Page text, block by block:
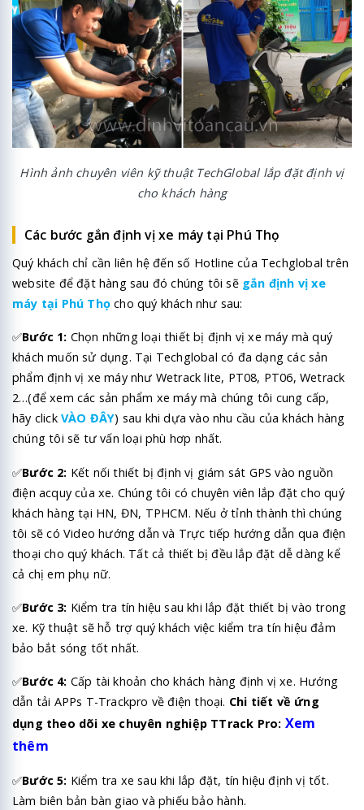
Hình ảnh chuyên viên kỹ thuật TechGlobal lắp đặt định vị
cho khách hàng
Các bước gắn định vị xe máy tại Phú Thọ
Quý khách chỉ cần liên hệ đến số Hotline của Techglobal trên
website để đặt hàng sau đó chúng tôi sẽ gắn định vị xe
máy tại Phú Thọ cho quý khách như sau:
✅Bước 1: Chọn những loại thiết bị định vị xe máy mà quý
khách muốn sử dụng. Tại Techglobal có đa dạng các sản
phẩm định vị xe máy như Wetrack lite, PT08, PT06, Wetrack
2…(để xem các sản phẩm xe máy mà chúng tôi cung cấp,
hãy clickVÀO ĐÂY) sau khi dựa vào nhu cầu của khách hàng
chúng tôi sẽ tư vấn loại phù hơp nhất.
✅Bước 2: Kết nối thiết bị định vị giám sát GPS vào nguồn
điện acquy của xe. Chúng tôi có chuyên viên lắp đặt cho quý
khách hàng tại HN, ĐN, TPHCM. Nếu ở tỉnh thành thì chúng
tôi sẽ có Video hướng dẫn và Trực tiếp hướng dẫn qua điện
thoại cho quý khách. Tất cả thiết bị đều lắp đặt dễ dàng kể
cả chị em phụ nữ.
✅Bước 3: Kiểm tra tín hiệu sau khi lắp đặt thiết bị vào trong
xe. Kỹ thuật sẽ hỗ trợ quý khách việc kiểm tra tín hiệu đảm
bảo bắt sóng tốt nhất.
✅Bước 4: Cấp tài khoản cho khách hàng định vị xe. Hướng
dẫn tải APPs T-Trackpro về điện thoại. Chi tiết về ứng
dụng theo dõi xe chuyên nghiệp TTrack Pro: Xem
thêm
✅Bước 5: Kiểm tra xe sau khi lắp đặt, tín hiệu định vị tốt.
Làm biên bản bàn giao và phiếu bảo hành.